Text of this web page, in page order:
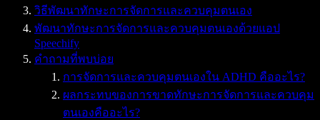
วิธีพัฒนาทักษะการจัดการและควบคุมตนเอง
พัฒนาทักษะการจัดการและควบคุมตนเองด้วยแอป
Speechify
คำถามที่พบบ่อย
การจัดการและควบคุมตนเองใน ADHD คืออะไร?
ผลกระทบของการขาดทักษะการจัดการและควบคุม
ตนเองคืออะไร?